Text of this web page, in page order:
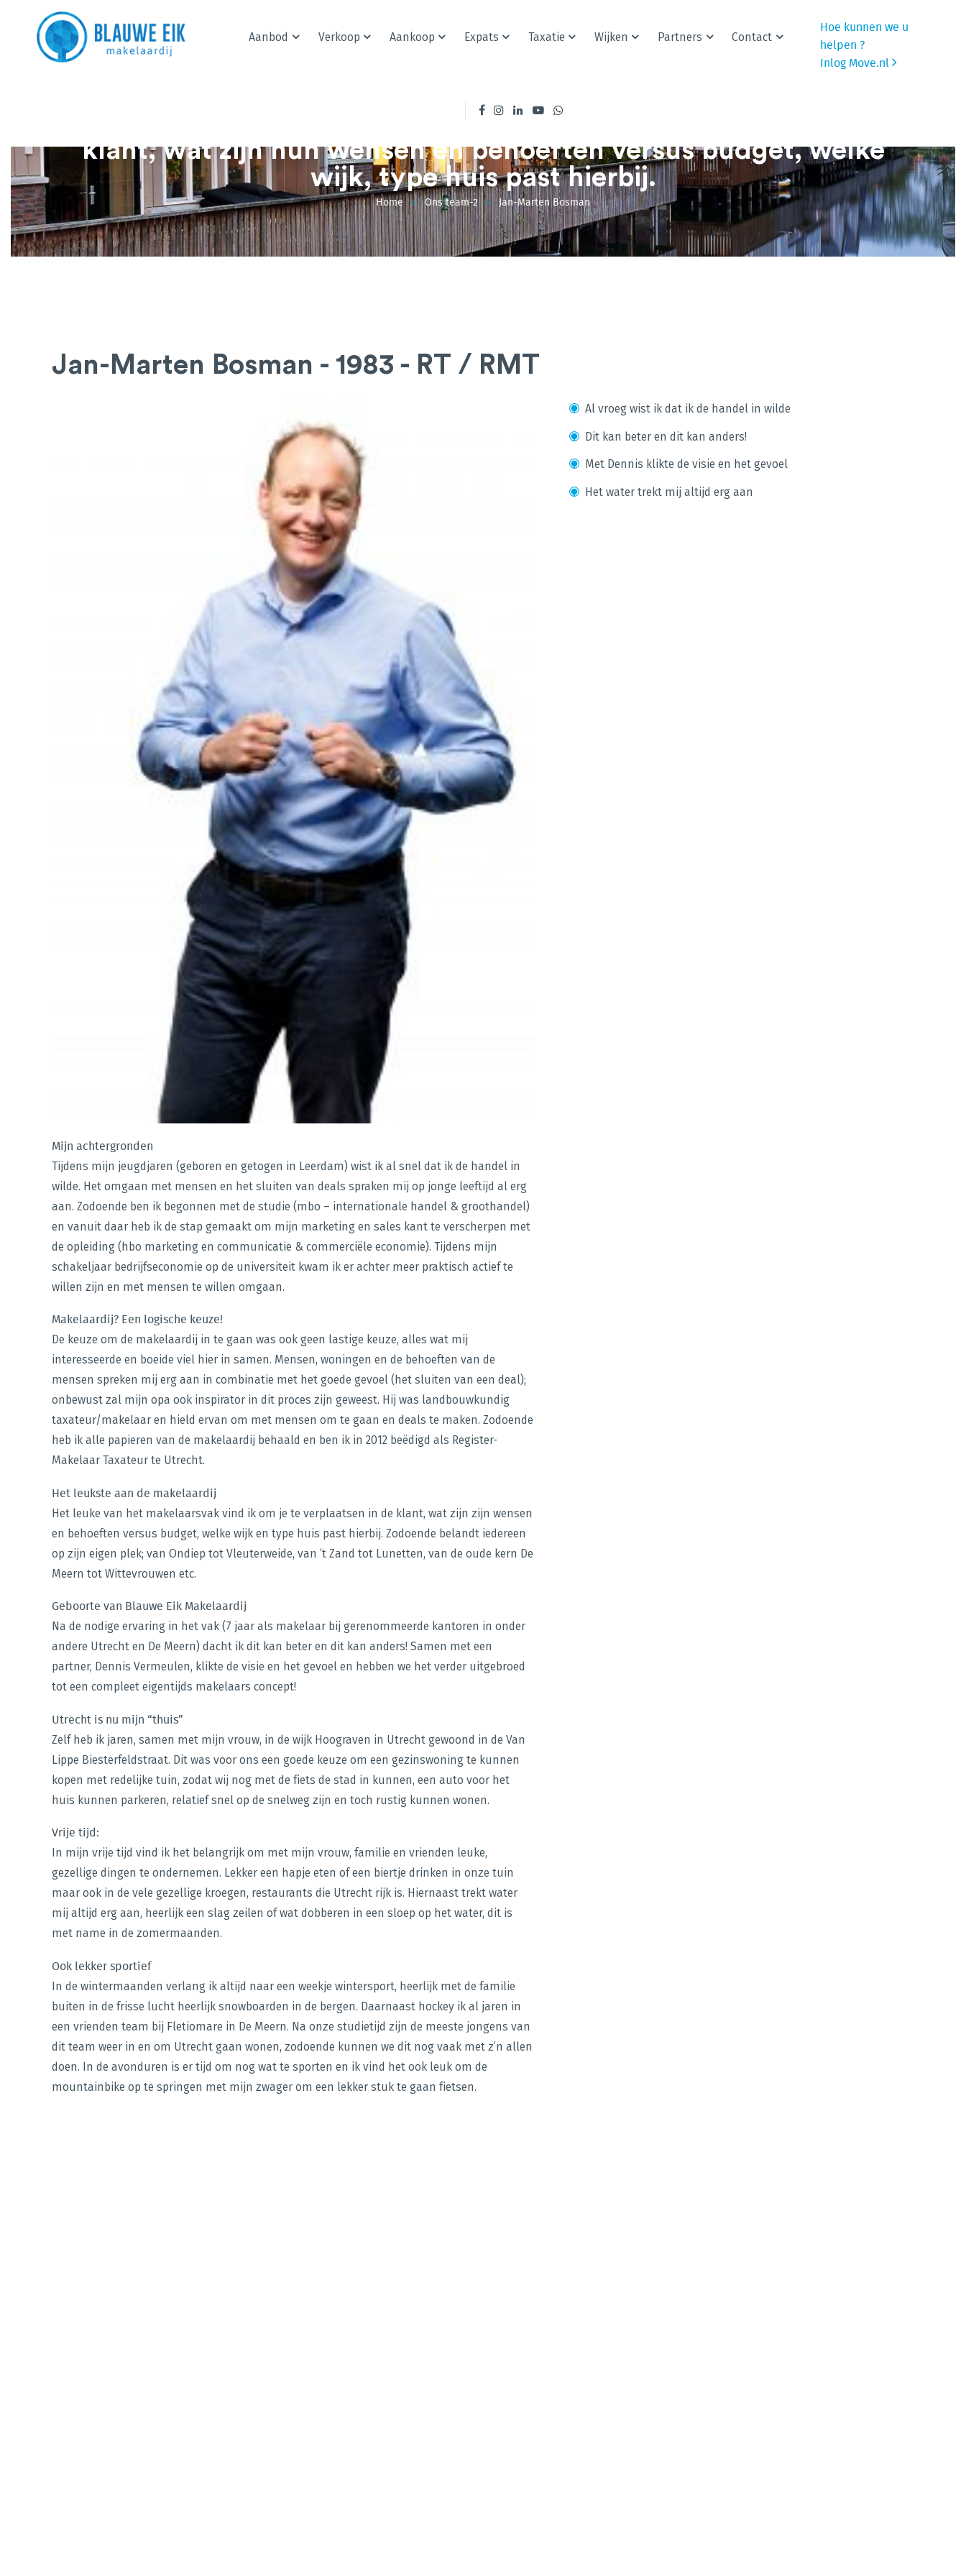
Aanbod Verkoop Aankoop Expats Taxatie Wijken Partners Contact
Hoe kunnen we u
helpen ?
Inlog Move.nl
Het leuke van het makelaars vak vind ik om je te verplaatsen in de
klant, wat zijn hun wensen en behoeften versus budget, welke
wijk, type huis past hierbij.
Home Ons team-2 Jan-Marten Bosman
Jan-Marten Bosman - 1983 - RT / RMT
Mijn achtergronden
Tijdens mijn jeugdjaren (geboren en getogen in Leerdam) wist ik al snel dat ik de handel in
wilde. Het omgaan met mensen en het sluiten van deals spraken mij op jonge leeftijd al erg
aan. Zodoende ben ik begonnen met de studie (mbo – internationale handel & groothandel)
en vanuit daar heb ik de stap gemaakt om mijn marketing en sales kant te verscherpen met
de opleiding (hbo marketing en communicatie & commerciële economie). Tijdens mijn
schakeljaar bedrijfseconomie op de universiteit kwam ik er achter meer praktisch actief te
willen zijn en met mensen te willen omgaan.
Makelaardij? Een logische keuze!
De keuze om de makelaardij in te gaan was ook geen lastige keuze, alles wat mij
interesseerde en boeide viel hier in samen. Mensen, woningen en de behoeften van de
mensen spreken mij erg aan in combinatie met het goede gevoel (het sluiten van een deal);
onbewust zal mijn opa ook inspirator in dit proces zijn geweest. Hij was landbouwkundig
taxateur/makelaar en hield ervan om met mensen om te gaan en deals te maken. Zodoende
heb ik alle papieren van de makelaardij behaald en ben ik in 2012 beëdigd als Register-
Makelaar Taxateur te Utrecht.
Het leukste aan de makelaardij
Het leuke van het makelaarsvak vind ik om je te verplaatsen in de klant, wat zijn zijn wensen
en behoeften versus budget, welke wijk en type huis past hierbij. Zodoende belandt iedereen
op zijn eigen plek; van Ondiep tot Vleuterweide, van ‘t Zand tot Lunetten, van de oude kern De
Meern tot Wittevrouwen etc.
Geboorte van Blauwe Eik Makelaardij
Na de nodige ervaring in het vak (7 jaar als makelaar bij gerenommeerde kantoren in onder
andere Utrecht en De Meern) dacht ik dit kan beter en dit kan anders! Samen met een
partner, Dennis Vermeulen, klikte de visie en het gevoel en hebben we het verder uitgebroed
tot een compleet eigentijds makelaars concept!
Utrecht is nu mijn “thuis”
Zelf heb ik jaren, samen met mijn vrouw, in de wijk Hoograven in Utrecht gewoond in de Van
Lippe Biesterfeldstraat. Dit was voor ons een goede keuze om een gezinswoning te kunnen
kopen met redelijke tuin, zodat wij nog met de fiets de stad in kunnen, een auto voor het
huis kunnen parkeren, relatief snel op de snelweg zijn en toch rustig kunnen wonen.
Vrije tijd:
In mijn vrije tijd vind ik het belangrijk om met mijn vrouw, familie en vrienden leuke,
gezellige dingen te ondernemen. Lekker een hapje eten of een biertje drinken in onze tuin
maar ook in de vele gezellige kroegen, restaurants die Utrecht rijk is. Hiernaast trekt water
mij altijd erg aan, heerlijk een slag zeilen of wat dobberen in een sloep op het water, dit is
met name in de zomermaanden.
Ook lekker sportief
In de wintermaanden verlang ik altijd naar een weekje wintersport, heerlijk met de familie
buiten in de frisse lucht heerlijk snowboarden in de bergen. Daarnaast hockey ik al jaren in
een vrienden team bij Fletiomare in De Meern. Na onze studietijd zijn de meeste jongens van
dit team weer in en om Utrecht gaan wonen, zodoende kunnen we dit nog vaak met z’n allen
doen. In de avonduren is er tijd om nog wat te sporten en ik vind het ook leuk om de
mountainbike op te springen met mijn zwager om een lekker stuk te gaan fietsen.
Al vroeg wist ik dat ik de handel in wilde
Dit kan beter en dit kan anders!
Met Dennis klikte de visie en het gevoel
Het water trekt mij altijd erg aan